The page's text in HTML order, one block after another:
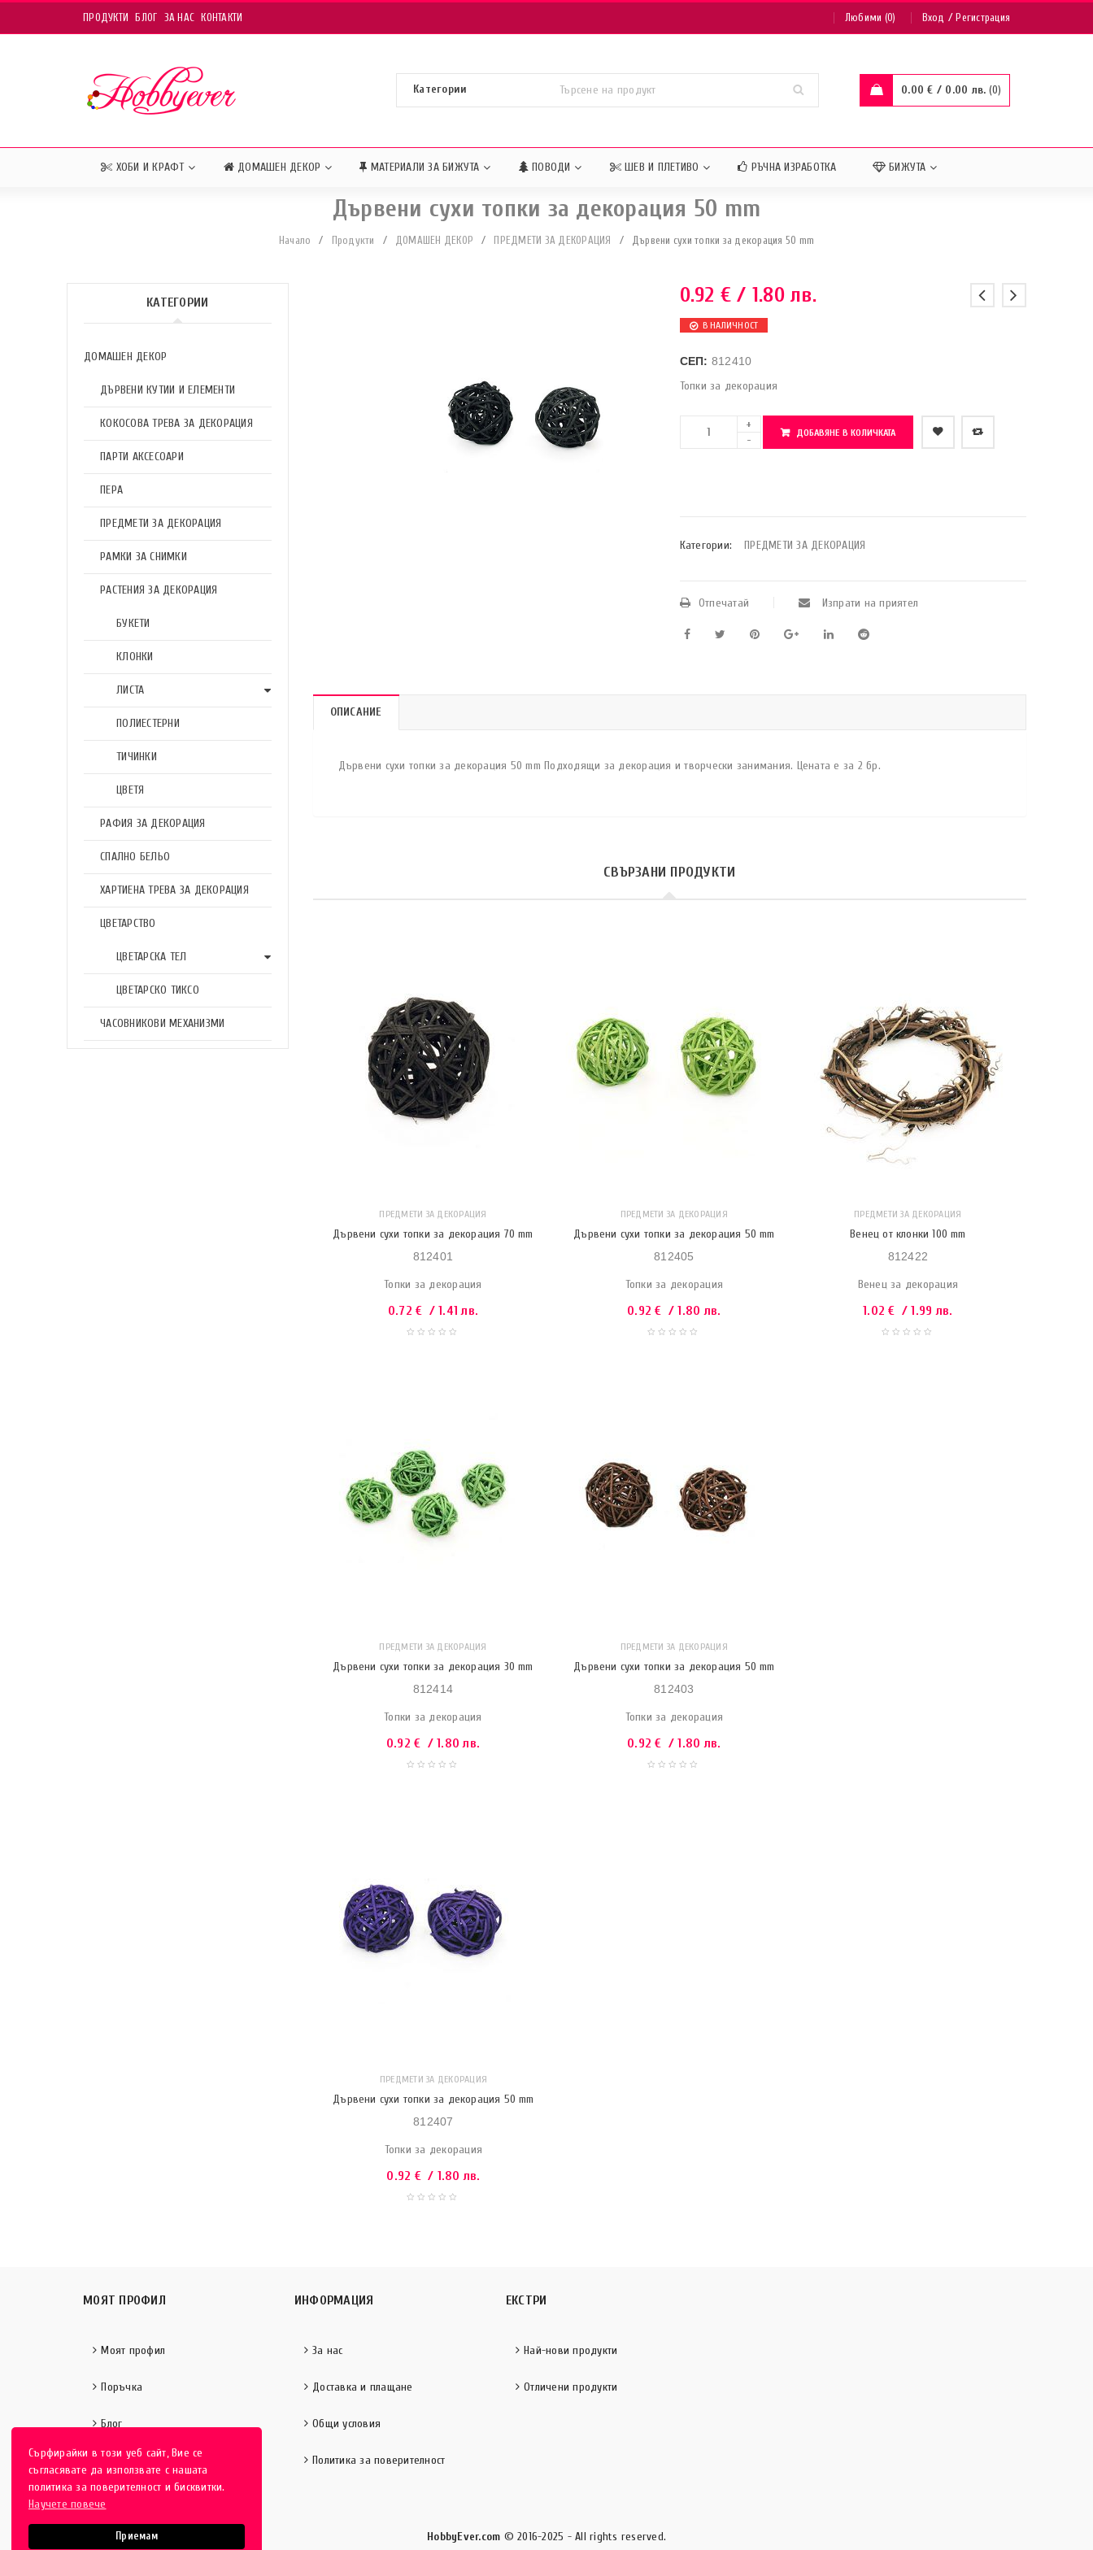
Сърфирайки в този уеб сайт, Вие се
съгласявате да използвате с нашата
политика за поверителност и бисквитки.
Научете повече
Приемам
ПРОДУКТИ БЛОГ ЗА НАС КОНТАКТИ Любими (0) Вход /Регистрация
0.00€ / 0.00 лв. 0
ХОБИ И КРАФТ ДОМАШЕН ДЕКОР МАТЕРИАЛИ ЗА БИЖУТА ПОВОДИ ШЕВ И ПЛЕТИВО РЪЧНА ИЗРАБОТКА БИЖУТА
Дървени сухи топки за декорация 50 mm
Начало / Продукти / ДОМАШЕН ДЕКОР / ПРЕДМЕТИ ЗА ДЕКОРАЦИЯ / Дървени сухи топки за декорация 50 mm
КАТЕГОРИИ
ДОМАШЕН ДЕКОР
ДЪРВЕНИ КУТИИ И ЕЛЕМЕНТИ
КОКОСОВА ТРЕВА ЗА ДЕКОРАЦИЯ
ПАРТИ АКСЕСОАРИ
ПЕРА
ПРЕДМЕТИ ЗА ДЕКОРАЦИЯ
РАМКИ ЗА СНИМКИ
РАСТЕНИЯ ЗА ДЕКОРАЦИЯ
БУКЕТИ
КЛОНКИ
ЛИСТА
ПОЛИЕСТЕРНИ
ТИЧИНКИ
ЦВЕТЯ
РАФИЯ ЗА ДЕКОРАЦИЯ
СПАЛНО БЕЛЬО
ХАРТИЕНА ТРЕВА ЗА ДЕКОРАЦИЯ
ЦВЕТАРСТВО
ЦВЕТАРСКА ТЕЛ
ЦВЕТАРСКО ТИКСО
ЧАСОВНИКОВИ МЕХАНИЗМИ
0.92 € / 1.80 лв.
В НАЛИЧНОСТ
СЕП: 812410
Топки за декорация
ДОБАВЯНЕ В КОЛИЧКАТА
Категории: ПРЕДМЕТИ ЗА ДЕКОРАЦИЯ
Отпечатай Изпрати на приятел
ОПИСАНИЕ
Дървени сухи топки за декорация 50 mm Подходящи за декорация и творчески занимания. Цената е за 2 бр.
СВЪРЗАНИ ПРОДУКТИ
ПРЕДМЕТИ ЗА ДЕКОРАЦИЯ
Дървени сухи топки за декорация 70 mm
812401
Топки за декорация
0.72€ / 1.41 лв.
ПРЕДМЕТИ ЗА ДЕКОРАЦИЯ
Дървени сухи топки за декорация 50 mm
812405
Топки за декорация
0.92€ / 1.80 лв.
ПРЕДМЕТИ ЗА ДЕКОРАЦИЯ
Венец от клонки 100 mm
812422
Венец за декорация
1.02€ / 1.99 лв.
ПРЕДМЕТИ ЗА ДЕКОРАЦИЯ
Дървени сухи топки за декорация 30 mm
812414
Топки за декорация
0.92€ / 1.80 лв.
ПРЕДМЕТИ ЗА ДЕКОРАЦИЯ
Дървени сухи топки за декорация 50 mm
812403
Топки за декорация
0.92€ / 1.80 лв.
ПРЕДМЕТИ ЗА ДЕКОРАЦИЯ
Дървени сухи топки за декорация 50 mm
812407
Топки за декорация
0.92 € / 1.80 лв.
МОЯТ ПРОФИЛ
Моят профил
Поръчка
Блог
ИНФОРМАЦИЯ
За нас
Доставка и плащане
Общи условия
Политика за поверителност
ЕКСТРИ
Най-нови продукти
Отличени продукти
HobbyEver.com © 2016-2025 - All rights reserved.